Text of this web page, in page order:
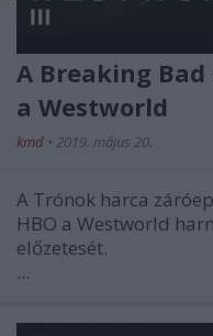
A Breaking
a Westworld
kmd • 2019. május 20.
A Trónok harca
HBO a Westworld
előzetesét.
...